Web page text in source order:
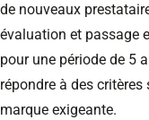
de nouveaux
évaluation et passage
pour une période de 5
répondre à des
marque exigeante.